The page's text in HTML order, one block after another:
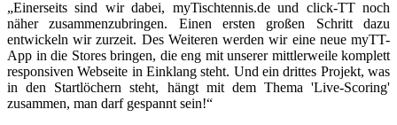
„Einerseits sind wir dabei, myTischtennis.de und click-TT noch
näher zusammenzubringen. Einen ersten großen Schritt dazu
entwickeln wir zurzeit. Des Weiteren werden wir eine neue myTT-
App in die Stores bringen, die eng mit unserer mittlerweile komplett
responsiven Webseite in Einklang steht. Und ein drittes Projekt, was
in den Startlöchern steht, hängt mit dem Thema 'Live-Scoring'
zusammen, man darf gespannt sein!“